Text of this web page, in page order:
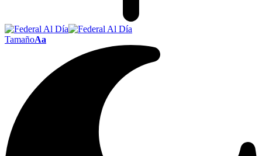
TamañoAa